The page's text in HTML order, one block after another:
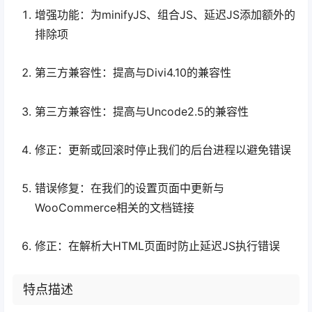
增强功能：为minifyJS、组合JS、延迟JS添加额外的
排除项
第三方兼容性：提高与Divi4.10的兼容性
第三方兼容性：提高与Uncode2.5的兼容性
修正：更新或回滚时停止我们的后台进程以避免错误
错误修复：在我们的设置页面中更新与
WooCommerce相关的文档链接
修正：在解析大HTML页面时防止延迟JS执行错误
特点描述